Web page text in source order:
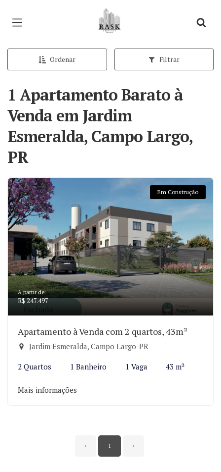
Página inicial
Ordenar Filtrar
1 Apartamento Barato à
Venda em Jardim
Esmeralda, Campo Largo,
PR
Em Construção
A partir de:
R$ 247.497
Apartamento à Venda com 2 quartos, 43m²
Jardim Esmeralda, Campo Largo-PR
2 Quartos 1 Banheiro 1 Vaga 43 m²
Mais informações
‹ 1 ›